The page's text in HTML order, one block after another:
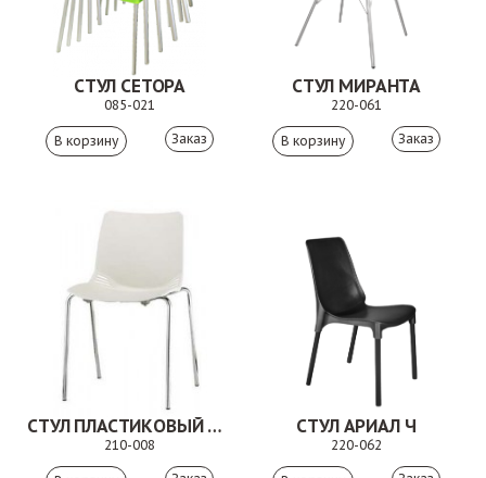
СТУЛ СЕТОРА
085-021
Заказ
СТУЛ МИРАНТА
220-061
Заказ
СТУЛ ПЛАСТИКОВЫЙ КАРЕ. 210-008
210-008
СТУЛ АРИАЛ Ч
220-062